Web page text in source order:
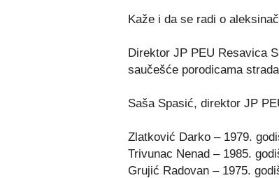
Kaže i da se radi o
Direktor JP PEU Resavica
saučešće porodicama
Saša Spasić, direktor JP
Zlatković Darko – 1979.
Trivunac Nenad – 1985.
Grujić Radovan – 1975.